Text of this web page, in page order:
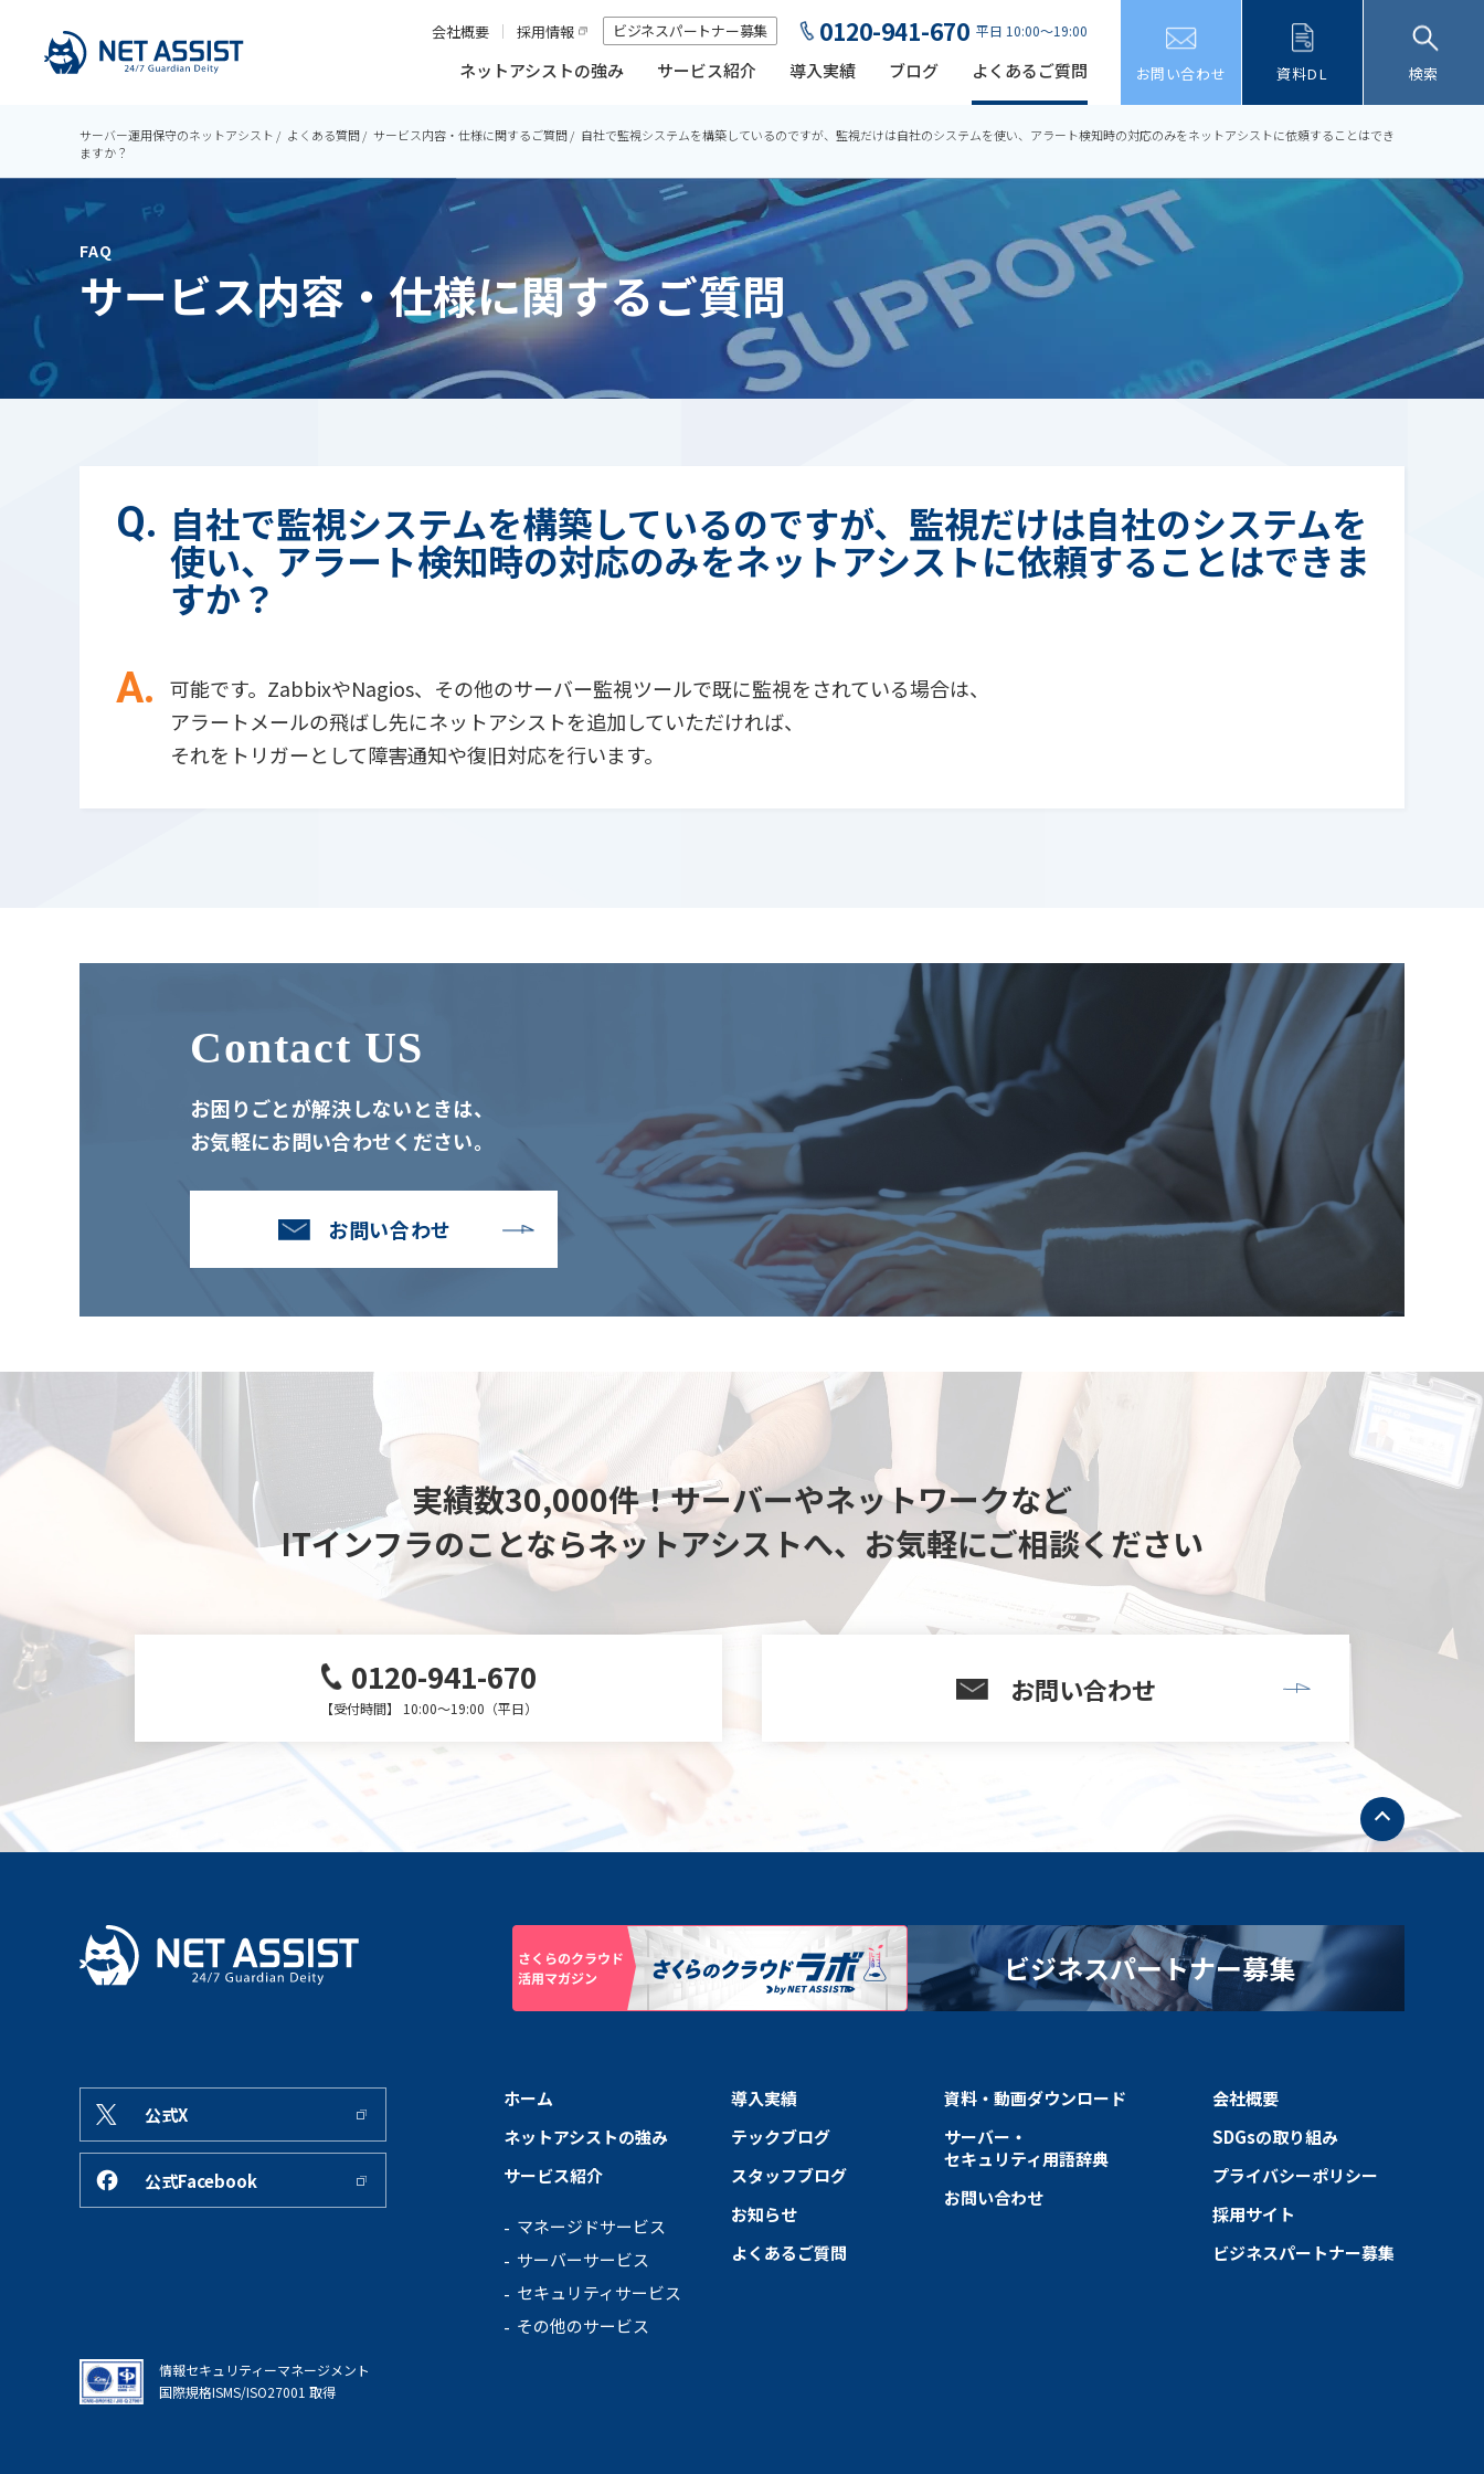
ネットアシストの強み サービス紹介 導入実績 ブログ よくあるご質問
会社概要 採用情報 ビジネスパートナー募集 0120-941-670 平日 10:00～19:00
お問い合わせ 資料DL 検索
サーバー運用保守のネットアシスト よくある質問 サービス内容・仕様に関するご質問
自社で監視システムを構築しているのですが、監視だけは自社のシステムを使い、アラート検知時の対応のみをネットアシストに依頼することはでき
ますか？
FAQ
サービス内容・仕様に関するご質問
自社で監視システムを構築しているのですが、監視だけは自社のシステムを
使い、アラート検知時の対応のみをネットアシストに依頼することはできま
すか？
可能です。ZabbixやNagios、その他のサーバー監視ツールで既に監視をされている場合は、
アラートメールの飛ばし先にネットアシストを追加していただければ、
それをトリガーとして障害通知や復旧対応を行います。
Contact US
お困りごとが解決しないときは、
お気軽にお問い合わせください。
お問い合わせ
実績数30,000件！サーバーやネットワークなど
ITインフラのことならネットアシストへ、 お気軽にご相談ください
0120-941-670
【受付時間】 10:00～19:00（平日）
お問い合わせ
ト
ッ
プ
へ
ホーム
ネットアシストの強み
サービス紹介
マネージドサービス
サーバーサービス
セキュリティサービス
その他のサービス
導入実績
テックブログ
スタッフブログ
お知らせ
よくあるご質問
資料・動画ダウンロード
サーバー・
セキュリティ用語辞典
お問い合わせ
会社概要
SDGsの取り組み
プライバシーポリシー
採用サイト
ビジネスパートナー募集
ビジネスパートナー募集
公式X
公式Facebook
情報セキュリティーマネージメント
国際規格ISMS/ISO27001 取得